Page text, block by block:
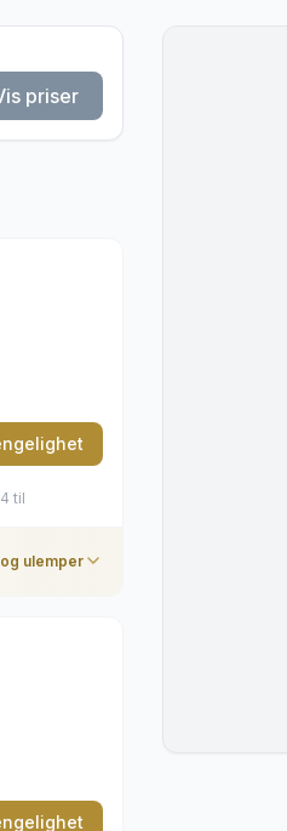
priser
til
ulemper